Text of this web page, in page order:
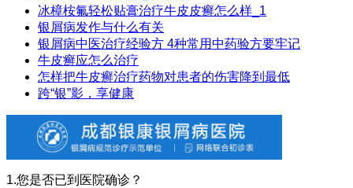
冰樟桉氟轻松贴膏治疗牛皮皮癣怎么样_1
银屑病发作与什么有关
银屑病中医治疗经验方 4种常用中药验方要牢记
牛皮癣应怎么治疗
怎样把牛皮癣治疗药物对患者的伤害降到最低
跨“银”影，享健康
1.您是否已到医院确诊？